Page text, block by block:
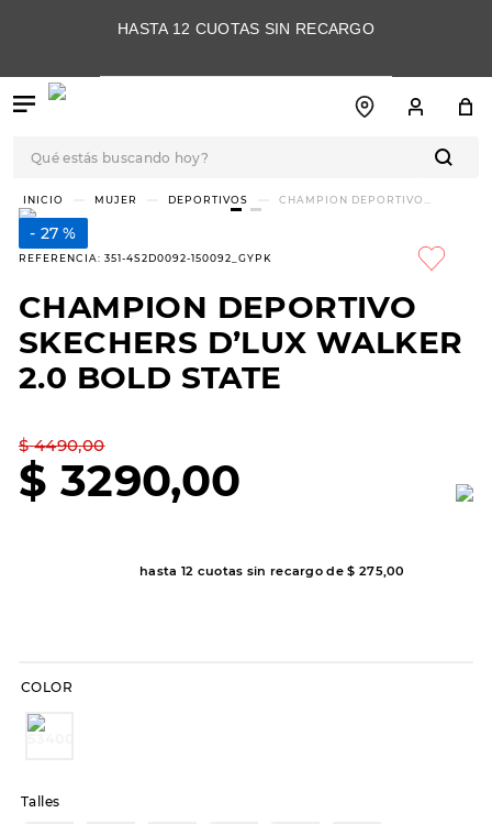
HASTA 12 CUOTAS SIN RECARGO
MUJER DEPORTIVOS
CHAMPION DEPORTIVO
27 %
REFERENCIA: 351-4S2D0092-150092_GYPK
CHAMPION DEPORTIVO
SKECHERS D’LUX WALKER
2.0 BOLD STATE
$ 4490,00
$ 3290,00
hasta 12 cuotas sin recargo de$ 275,00
COLOR
Talles
TÉRMINOS MÁS
BUSCADOS
1.
3.
skechers slip-ins
4.